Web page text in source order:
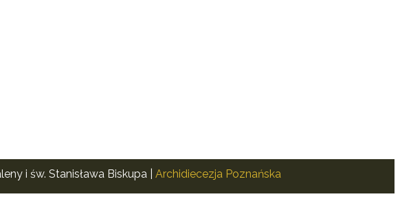
i św. Stanisława Biskupa | Archidiecezja Poznańska